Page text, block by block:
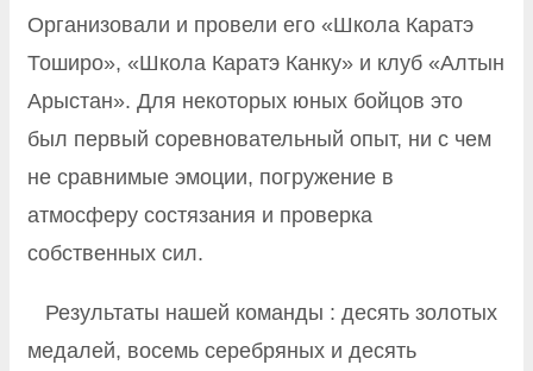
Организовали и провели его «Школа Каратэ
Тоширо», «Школа Каратэ Канку» и клуб «Алтын
Арыстан». Для некоторых юных бойцов это
был первый соревновательный опыт, ни с чем
не сравнимые эмоции, погружение в
атмосферу состязания и проверка
собственных сил.
Результаты нашей команды : десять золотых
медалей, восемь серебряных и десять